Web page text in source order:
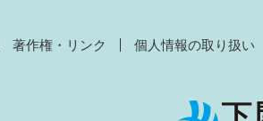
著作権・リンク 個人情報の取り扱い